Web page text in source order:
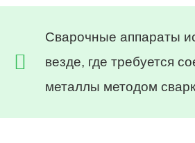
Сварочные аппараты
везде, где требуется
металлы методом